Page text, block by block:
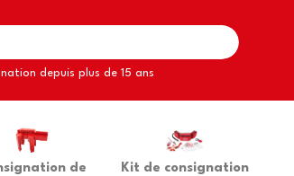
depuis plus de 15 ans
de
Kit de consignation